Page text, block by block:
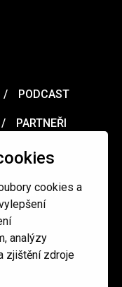
cookies a
analýzy
zjištění zdroje
PODCAST
PARTNEŘI
podmínky